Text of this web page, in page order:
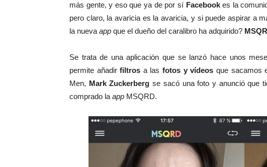
más gente, y eso que ya de por sí Facebookes la
pero claro, la avaricia es la avaricia, y si puede aspirar a
la nuevaapp que el dueño del caralibro ha adquirido?
Se trata de una aplicación que se lanzó hace unos
permite añadirfiltros a lasfotos y vídeos que sacamos
Men, Mark Zuckerberg se sacó una foto y anunció que
comprado laapp MSQRD.